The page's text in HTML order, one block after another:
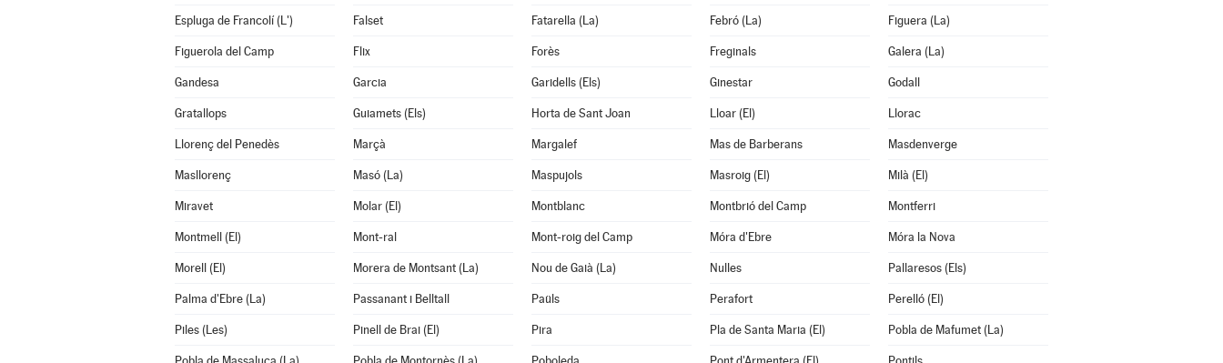
Espluga de Francolí (L') Falset Fatarella (La) Febró (La) Figuera (La)
Figuerola del Camp Flix Forès Freginals Galera (La)
Gandesa Garcia Garidells (Els) Ginestar Godall
Gratallops Guiamets (Els) Horta de Sant Joan Lloar (El) Llorac
Llorenç del Penedès Marçà Margalef Mas de Barberans Masdenverge
Masllorenç Masó (La) Maspujols Masroig (El) Milà (El)
Miravet Molar (El) Montblanc Montbrió del Camp Montferri
Montmell (El) Mont-ral Mont-roig del Camp Móra d'Ebre Móra la Nova
Morell (El) Morera de Montsant (La) Nou de Gaià (La) Nulles Pallaresos (Els)
Palma d'Ebre (La) Passanant i Belltall Paüls Perafort Perelló (El)
Piles (Les) Pinell de Brai (El) Pira Pla de Santa Maria (El) Pobla de Mafumet (La)